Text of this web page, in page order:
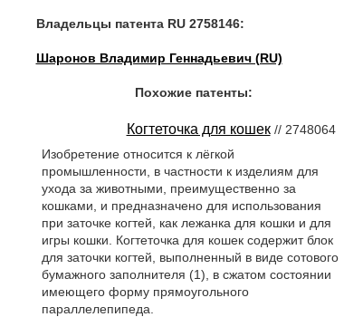
Владельцы патента RU 2758146:
Шаронов Владимир Геннадьевич (RU)
Похожие патенты:
Когтеточка для кошек// 2748064
Изобретение относится к лёгкой
промышленности, в частности к изделиям для
ухода за животными, преимущественно за
кошками, и предназначено для использования
при заточке когтей, как лежанка для кошки и для
игры кошки. Когтеточка для кошек содержит блок
для заточки когтей, выполненный в виде сотового
бумажного заполнителя (1), в сжатом состоянии
имеющего форму прямоугольного
параллелепипеда.